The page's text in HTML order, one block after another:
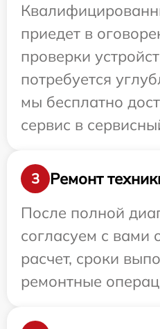
приедет в
проверки
потребуется
мы бесплатно
сервис в
3
Ремонт
После полной
согласуем с вами
расчет, сроки
ремонтные